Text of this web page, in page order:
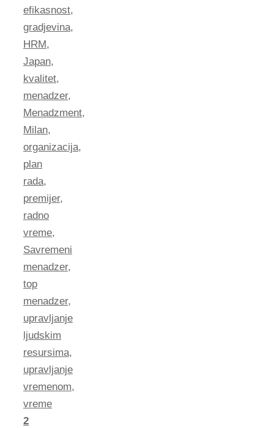
efikasnost,
gradjevina,
HRM,
Japan,
kvalitet,
menadzer,
Menadzment,
Milan,
organizacija,
plan
rada,
premijer,
radno
vreme,
Savremeni
menadzer,
top
menadzer,
upravljanje
ljudskim
resursima,
upravljanje
vremenom,
vreme
2